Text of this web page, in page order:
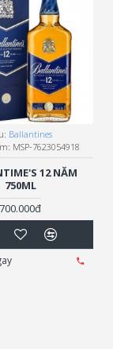
Ballantines
MSP-7623054918
12 NĂM
750ML
700.000đ